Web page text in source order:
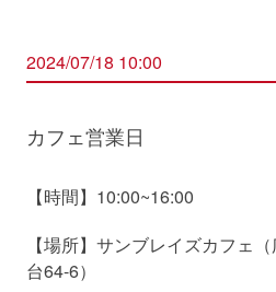
2024/07/18 10:00
カフェ営業日
【時間】10:00~16:00
【場所】サンブレイズカフェ
台64-6）